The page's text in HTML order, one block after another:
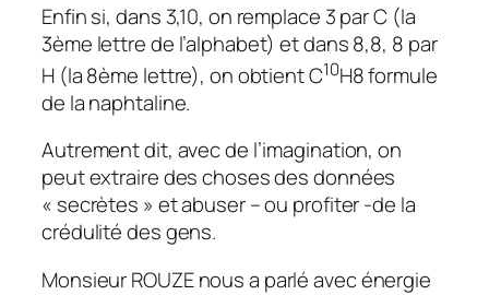
Enfin si, dans 3,10, on remplace 3 par C (la
3ème lettre de l’alphabet) et dans 8,8, 8 par
H (la 8ème lettre), on obtient C10H8 formule
de la naphtaline.
Autrement dit, avec de l’imagination, on
peut extraire des choses des données
« secrètes » et abuser – ou profiter -de la
crédulité des gens.
Monsieur ROUZE nous a parlé avec énergie